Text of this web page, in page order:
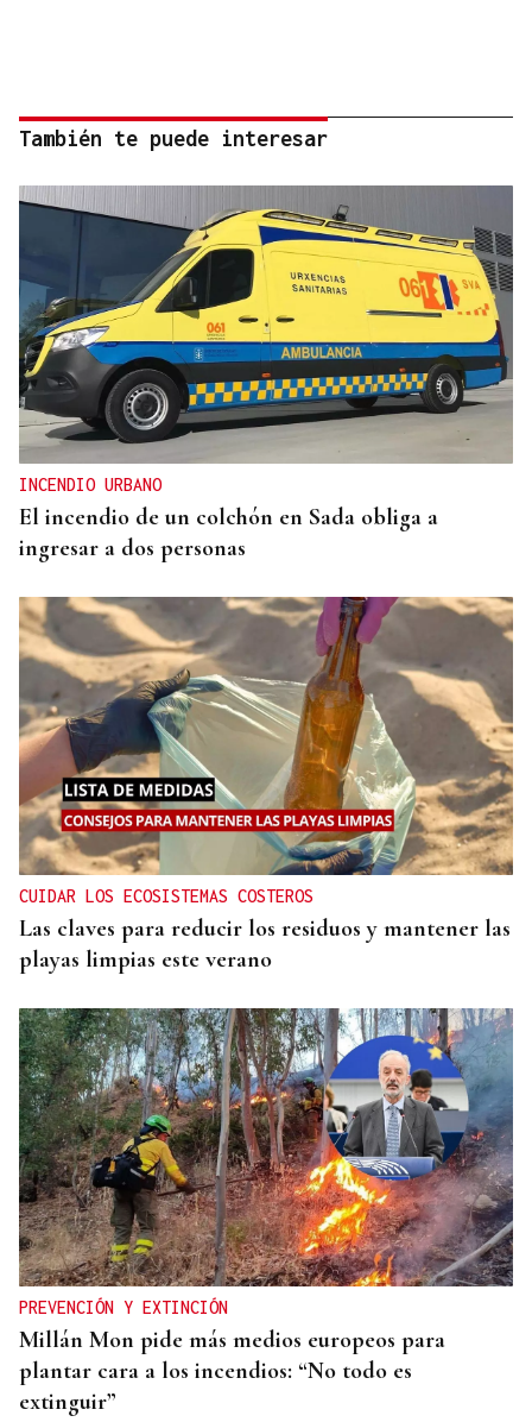
También te puede interesar
INCENDIO URBANO
El incendio de un colchón en Sada obliga a
ingresar a dos personas
CUIDAR LOS ECOSISTEMAS COSTEROS
Las claves para reducir los residuos y mantener las
playas limpias este verano
PREVENCIÓN Y EXTINCIÓN
Millán Mon pide más medios europeos para
plantar cara a los incendios: “No todo es
extinguir”